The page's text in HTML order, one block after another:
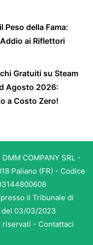
Peso della Fama:
ai Riflettori
Gratuiti su Steam
Agosto 2026:
a Costo Zero!
COMPANY SRL -
Paliano (FR) - Codice
il Tribunale di
del 03/03/2023
- Contattaci